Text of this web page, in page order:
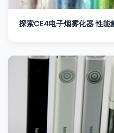
探索CE4电子烟雾化器 性能